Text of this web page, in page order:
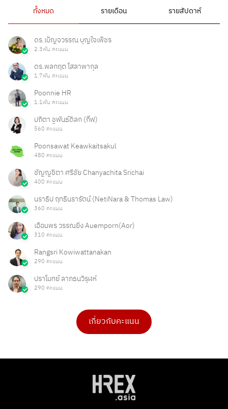
ทั้งหมด รายเดือน รายสัปดาห์
ดร.เบ็ญจวรรณ บุญใจเพ็ชร
2.3พัน คะแนน
ดร.พลกฤต โสลาพากุล
1.7พัน คะแนน
Poonnie HR
1.1พัน คะแนน
ปถิตา ชูพันธ์ดิลก (กิ๊ฟ)
560 คะแนน
Poonsawat Keawkaitsakul
480 คะแนน
ชัญญชิตา ศรีชัย Chanyachita Srichai
400 คะแนน
นราธิป ฤทธินรารัตน์ (NetiNara & Thomas Law)
360 คะแนน
เอื้อมพร วรรณยิ่ง Auemporn(Aor)
310 คะแนน
Rangsri Kowiwattanakan
290 คะแนน
ปราโมทย์ ลาภธนวิรุฬห์
290 คะแนน
ดร.เบ็ญจวรรณ บุญใจเพ็ชร
3 คะแนน
1 คะแนน
Tarmporn Masphimol
เกี่ยวกับคะแนน